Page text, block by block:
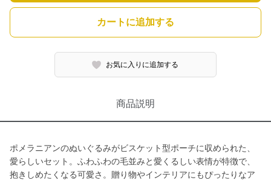
カートに追加する
お気に入りに追加する
商品説明
ポメラニアンのぬいぐるみがビスケット型ポーチに収められた、
愛らしいセット。ふわふわの毛並みと愛くるしい表情が特徴で、
抱きしめたくなる可愛さ。贈り物やインテリアにもぴったりなア